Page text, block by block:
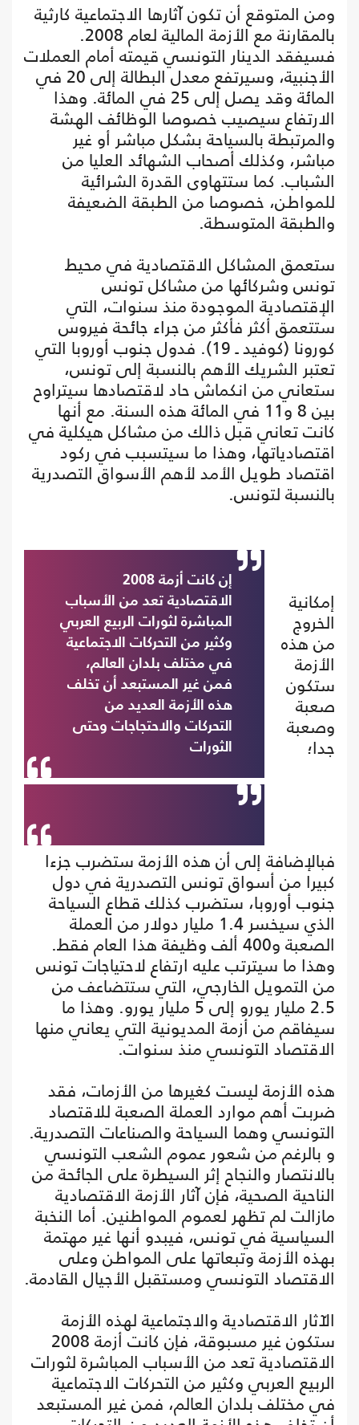
ومن المتوقع أن تكون آثارها الاجتماعية كارثية
بالمقارنة مع الأزمة المالية لعام 2008.
فسيفقد الدينار التونسي قيمته أمام العملات
الأجنبية، وسيرتفع معدل البطالة إلى 20 في
المائة وقد يصل إلى 25 في المائة. وهذا
الارتفاع سيصيب خصوصا الوظائف الهشة
والمرتبطة بالسياحة بشكل مباشر أو غير
مباشر، وكذلك أصحاب الشهائد العليا من
الشباب. كما ستتهاوى القدرة الشرائية
للمواطن، خصوصا من الطبقة الضعيفة
والطبقة المتوسطة.
ستعمق المشاكل الاقتصادية في محيط
تونس وشركائها من مشاكل تونس
الإقتصادية الموجودة منذ سنوات، التي
ستتعمق أكثر فأكثر من جراء جائحة فيروس
كورونا (كوفيد ـ 19). فدول جنوب أوروبا التي
تعتبر الشريك الأهم بالنسبة إلى تونس،
ستعاني من انكماش حاد لاقتصادها سيتراوح
بين 8 و11 في المائة هذه السنة. مع أنها
كانت تعاني قبل ذالك من مشاكل هيكلية في
اقتصادياتها، وهذا ما سيتسبب في ركود
اقتصاد طويل الأمد لأهم الأسواق التصدرية
بالنسبة لتونس.
إن كانت أزمة 2008
الاقتصادية تعد من الأسباب
المباشرة لثورات الربيع العربي
وكثير من التحركات الاجتماعية
في مختلف بلدان العالم،
فمن غير المستبعد أن تخلف
هذه الأزمة العديد من
التحركات والاحتجاجات وحتى
الثورات
إمكانية
الخروج
من هذه
الأزمة
ستكون
صعبة
وصعبة
جدا؛
فبالإضافة إلى أن هذه الأزمة ستضرب جزءا
كبيرا من أسواق تونس التصدرية في دول
جنوب أوروبا، ستضرب كذلك قطاع السياحة
الذي سيخسر 1.4 مليار دولار من العملة
الصعبة و400 ألف وظيفة هذا العام فقط.
وهذا ما سيترتب عليه ارتفاع لاحتياجات تونس
من التمويل الخارجي، التي ستتضاعف من
2.5 مليار يورو إلى 5 مليار يورو. وهذا ما
سيفاقم من أزمة المديونية التي يعاني منها
الاقتصاد التونسي منذ سنوات.
هذه الأزمة ليست كغيرها من الأزمات، فقد
ضربت أهم موارد العملة الصعبة للاقتصاد
التونسي وهما السياحة والصناعات التصدرية.
و بالرغم من شعور عموم الشعب التونسي
بالانتصار والنجاح إثر السيطرة على الجائحة من
الناحية الصحية، فإن آثار الأزمة الاقتصادية
مازالت لم تظهر لعموم المواطنين. أما النخبة
السياسية في تونس، فيبدو أنها غير مهتمة
بهذه الأزمة وتبعاتها على المواطن وعلى
الاقتصاد التونسي ومستقبل الأجيال القادمة.
الآثار الاقتصادية والاجتماعية لهذه الأزمة
ستكون غير مسبوقة، فإن كانت أزمة 2008
الاقتصادية تعد من الأسباب المباشرة لثورات
الربيع العربي وكثير من التحركات الاجتماعية
في مختلف بلدان العالم، فمن غير المستبعد